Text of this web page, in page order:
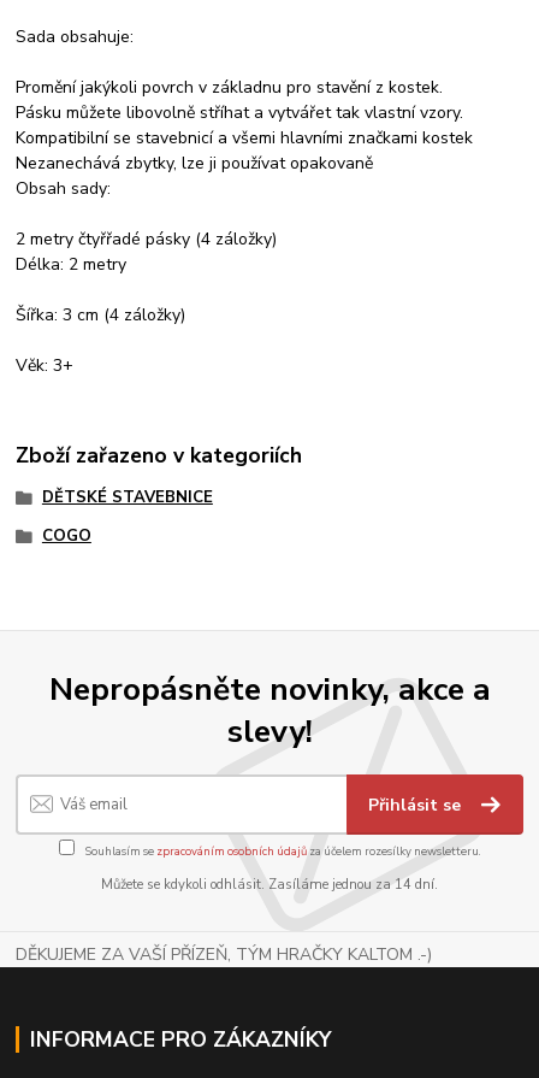
Sada obsahuje:
Promění jakýkoli povrch v základnu pro stavění z kostek.
Pásku můžete libovolně stříhat a vytvářet tak vlastní vzory.
Kompatibilní se stavebnicí a všemi hlavními značkami kostek
Nezanechává zbytky, lze ji používat opakovaně
Obsah sady:
2 metry čtyřřadé pásky (4 záložky)
Délka: 2 metry
Šířka: 3 cm (4 záložky)
Věk: 3+
Zboží zařazeno v kategoriích
DĚTSKÉ STAVEBNICE
COGO
Nepropásněte novinky, akce a
slevy!
Přihlásit se
Souhlasím se zpracováním osobních údajůza účelem rozesílky newsletteru.
Můžete se kdykoli odhlásit. Zasíláme jednou za 14 dní.
DĚKUJEME ZA VAŠÍ PŘÍZEŇ, TÝM HRAČKY KALTOM .-)
INFORMACE PRO ZÁKAZNÍKY